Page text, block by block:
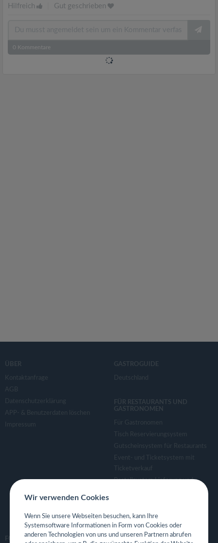
Hilfreich Gut geschrieben
0 Kommentare
ÜBER
Kontaktanfrage
AGB
Datenschutzerklärung
APP- & Benutzerdaten löschen
Impressum
GASTROGUIDE
Deutschland
FÜR RESTAURANTS UND
GASTRONOMEN
Für Gastronomen
Tisch Reservierungsystem
Gutscheinsystem für Restaurants
Event- und Ticketsystem mit
Ticketverkauf
Bestellsystem Lieferung und
Eigene App für Restaurant
FOLGE UNS
Wir verwenden Cookies
Wenn Sie unsere Webseiten besuchen, kann Ihre
Systemsoftware Informationen in Form von Cookies oder
anderen Technologien von uns und unseren Partnern abrufen